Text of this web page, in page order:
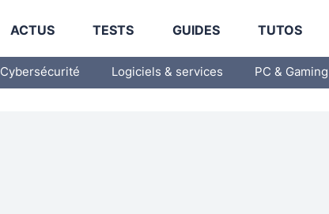
ACTUS TESTS GUIDES TUTOS
Cybersécurité Logiciels & services PC & Gaming